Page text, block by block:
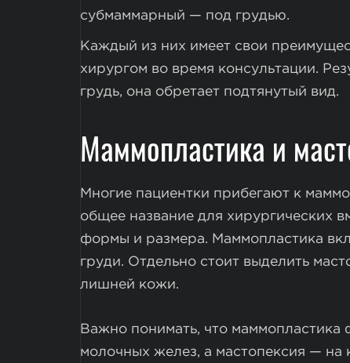
субмаммарный — под грудью.
Каждый из них имеет свои
хирургом во время консультации.
грудь, она обретает подтянутый вид.
Маммопластика и
Многие пациентки прибегают к
общее название для хирургических
формы и размера. Маммопластика
груди. Отдельно стоит выделить
лишней кожи.
Важно понимать, что маммопластика
молочных желез, а мастопексия — на